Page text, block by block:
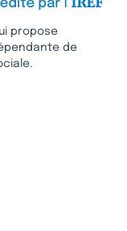
propose
de